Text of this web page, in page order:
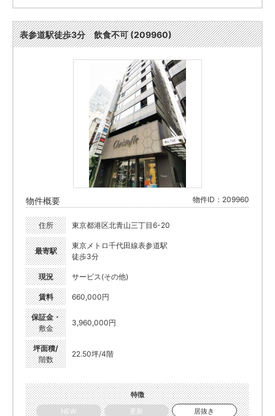
表参道駅徒歩3分 飲食不可 (209960)
物件概要 物件ID：209960
住所 東京都港区北青山三丁目6-20
最寄駅
東京メトロ千代田線表参道駅
徒歩3分
現況 サービス(その他)
賃料 660,000円
保証金・
敷金
3,960,000円
坪面積/
階数
22.50坪/4階
特徴
NEW
更新
居抜き